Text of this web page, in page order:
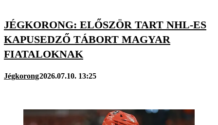
JÉGKORONG: ELŐSZÖR TART NHL-ES
KAPUSEDZŐ TÁBORT MAGYAR
FIATALOKNAK
Jégkorong2026.07.10. 13:25